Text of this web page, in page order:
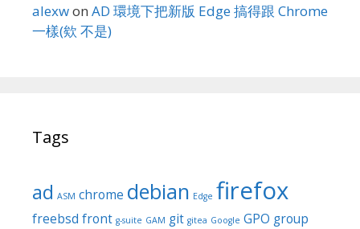
alexwon AD 環境下把新版 Edge 搞得跟 Chrome
一樣(欸 不是)
Tags
ad ASM chrome debian Edge firefox
freebsd front g-suite GAM git gitea Google GPO group